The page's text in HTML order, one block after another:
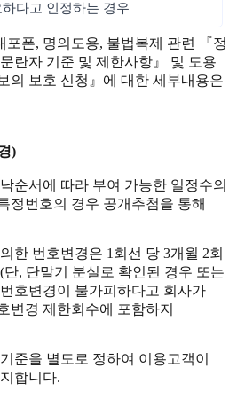
다고 인정하는 경우
폰, 명의도용, 불법복제 관련 『정
란자 기준 및 제한사항』 및 도용
의 보호 신청』에 대한 세부내용은
)
순서에 따라 부여 가능한 일정수의
정번호의 경우 공개추첨을 통해
한 번호변경은 1회선 당 3개월 2회
, 단말기 분실로 확인된 경우 또는
호변경이 불가피하다고 회사가
변경 제한회수에 포함하지
준을 별도로 정하여 이용고객이
합니다.